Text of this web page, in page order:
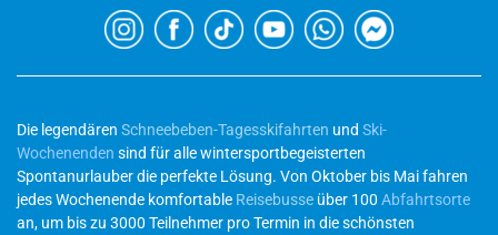
Die legendären Schneebeben-Tagesskifahrten und Ski-
Wochenenden sind für alle wintersportbegeisterten
Spontanurlauber die perfekte Lösung. Von Oktober bis Mai fahren
jedes Wochenende komfortable Reisebusse über 100 Abfahrtsorte
an, um bis zu 3000 Teilnehmer pro Termin in die schönsten